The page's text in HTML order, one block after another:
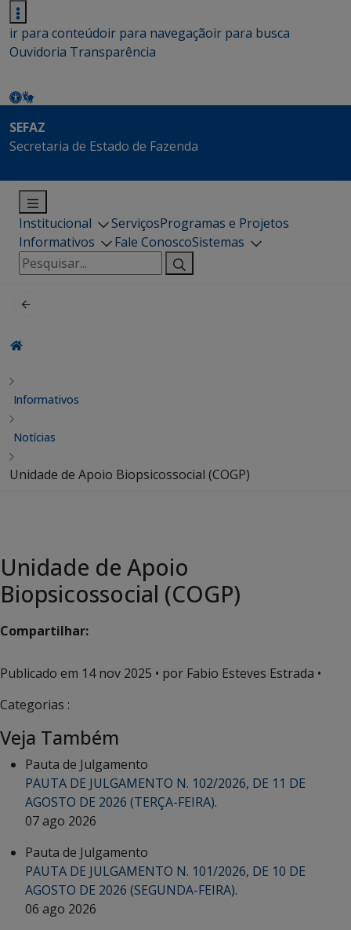
ir para conteúdoir para navegaçãoir para busca
Ouvidoria Transparência
SEFAZ
Secretaria de Estado de Fazenda
Institucional ServiçosProgramas e Projetos
Informativos
Fale ConoscoSistemas
Pesquisar
por:
Informativos
Notícias
Unidade de Apoio Biopsicossocial (COGP)
Unidade de Apoio
Biopsicossocial (COGP)
Compartilhar:
Publicado em 14 nov 2025 • por Fabio Esteves Estrada •
Categorias :
Veja Também
Pauta de Julgamento
PAUTA DE JULGAMENTO N. 102/2026, DE 11 DE
AGOSTO DE 2026 (TERÇA-FEIRA).
07 ago 2026
Pauta de Julgamento
PAUTA DE JULGAMENTO N. 101/2026, DE 10 DE
AGOSTO DE 2026 (SEGUNDA-FEIRA).
06 ago 2026